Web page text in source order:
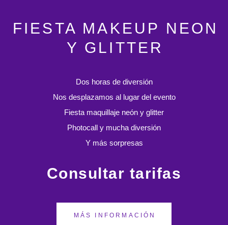
FIESTA MAKEUP NEON
Y GLITTER
Dos horas de diversión
Nos desplazamos al lugar del evento
Fiesta maquillaje neón y glitter
Photocall y mucha diversión
Y más sorpresas
Consultar tarifas
MÁS INFORMACIÓN